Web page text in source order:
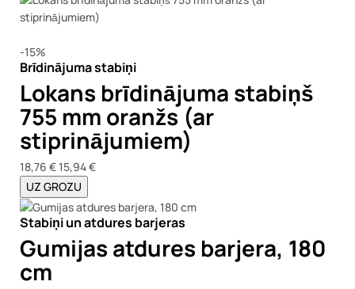
-15%
Brīdinājuma stabiņi
Lokans brīdinājuma stabiņš
755 mm oranžs (ar
stiprinājumiem)
18,76 €15,94 €
UZ GROZU
Stabiņi un atdures barjeras
Gumijas atdures barjera, 180
cm